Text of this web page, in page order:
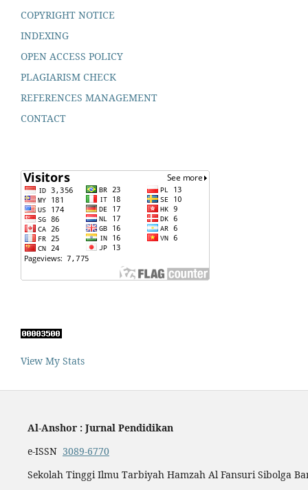
COPYRIGHT NOTICE
INDEXING
OPEN ACCESS POLICY
PLAGIARISM CHECK
REFERENCES MANAGEMENT
CONTACT
View My Stats
Al-Anshor : Jurnal Pendidikan
e-ISSN 3089-6770
Sekolah Tinggi Ilmu Tarbiyah Hamzah Al Fansuri Sibolga